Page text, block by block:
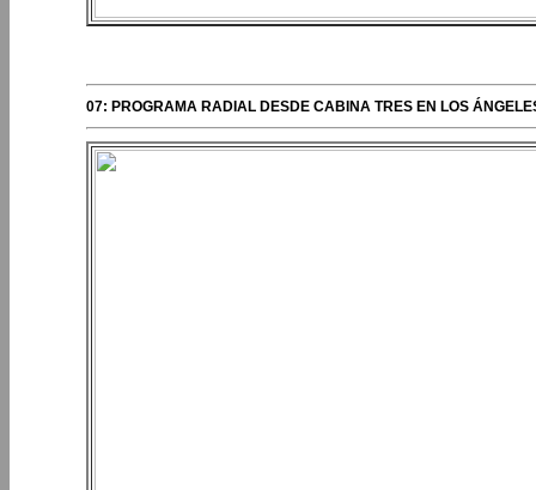
07: PROGRAMA RADIAL DESDE CABINA TRES EN LOS